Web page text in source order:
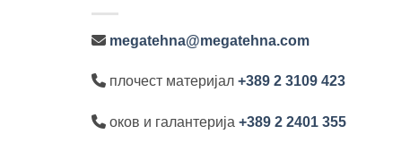
megatehna@megatehna.com
плочест материјал +389 2 3109 423
оков и галантерија +389 2 2401 355